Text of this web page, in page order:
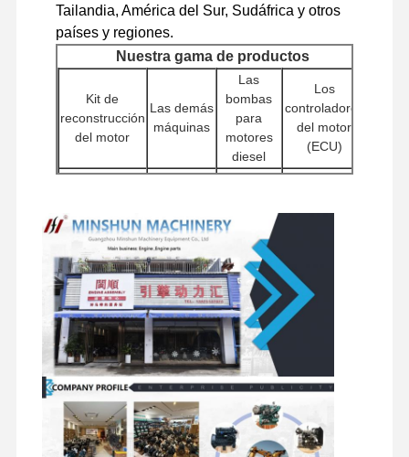
repuestos para excavadora
Tailandia, América del Sur, Sudáfrica y otros
países y regiones.
Nuestra gama de productos
Kit de
reconstrucción
del motor
Las demás
máquinas
Las
bombas
para
motores
diesel
Los
controladores
del motor
(ECU)
Las
de agua
Motores de
arranque
Filtros
Otros
accesorios
para
motores
excavadoras
Componentes
giratorios
Las
válvulas de
distribución
Conjuntos
de
motores
de viaje
Componentes
accesorios